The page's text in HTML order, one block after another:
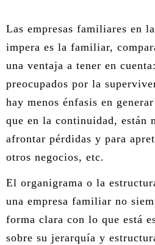
ÁREA DE TRAUMA
ÁREA DE CORPORAL
ÁREA DE PEDAGOGÍA SISTÉMICA
ÁREA DE INTERVENCIÓN
Las empresas familiares en
impera es la familiar,
una ventaja a tener en
preocupados por la
hay menos énfasis en
que en la continuidad, están
afrontar pérdidas y para
otros negocios, etc.
El organigrama o la
una empresa familiar no
forma clara con lo que está
sobre su jerarquía y